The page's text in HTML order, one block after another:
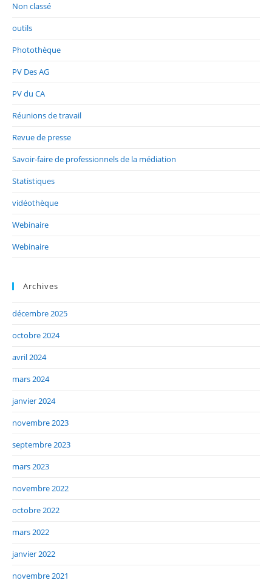
Non classé
outils
Photothèque
PV Des AG
PV du CA
Réunions de travail
Revue de presse
Savoir-faire de professionnels de la médiation
Statistiques
vidéothèque
Webinaire
Webinaire
Archives
décembre 2025
octobre 2024
avril 2024
mars 2024
janvier 2024
novembre 2023
septembre 2023
mars 2023
novembre 2022
octobre 2022
mars 2022
janvier 2022
novembre 2021